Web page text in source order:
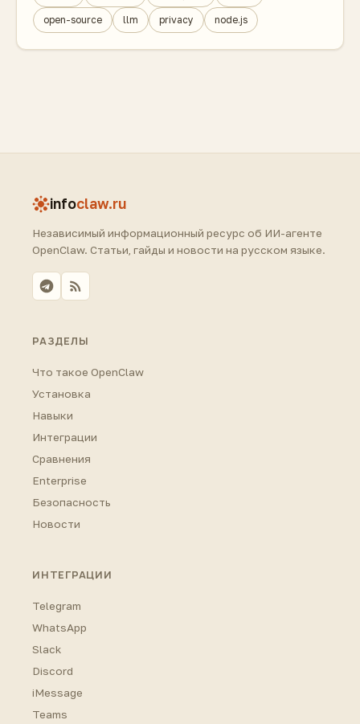
open-source llm privacy node.js
infoclaw.ru
Независимый информационный ресурс об ИИ-агенте
OpenClaw. Статьи, гайды и новости на русском языке.
РАЗДЕЛЫ
Что такое OpenClaw
Установка
Навыки
Интеграции
Сравнения
Enterprise
Безопасность
Новости
ИНТЕГРАЦИИ
Telegram
WhatsApp
Slack
Discord
iMessage
Teams